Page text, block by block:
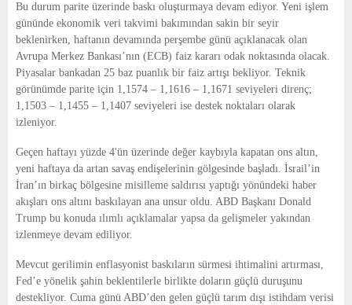
Bu durum parite üzerinde baskı oluşturmaya devam ediyor. Yeni işlem
gününde ekonomik veri takvimi bakımından sakin bir seyir
beklenirken, haftanın devamında perşembe günü açıklanacak olan
Avrupa Merkez Bankası’nın (ECB) faiz kararı odak noktasında olacak.
Piyasalar bankadan 25 baz puanlık bir faiz artışı bekliyor. Teknik
görünümde parite için 1,1574 – 1,1616 – 1,1671 seviyeleri direnç;
1,1503 – 1,1455 – 1,1407 seviyeleri ise destek noktaları olarak
izleniyor.
Geçen haftayı yüzde 4'ün üzerinde değer kaybıyla kapatan ons altın,
yeni haftaya da artan savaş endişelerinin gölgesinde başladı. İsrail’in
İran’ın birkaç bölgesine misilleme saldırısı yaptığı yönündeki haber
akışları ons altını baskılayan ana unsur oldu. ABD Başkanı Donald
Trump bu konuda ılımlı açıklamalar yapsa da gelişmeler yakından
izlenmeye devam ediliyor.
Mevcut gerilimin enflasyonist baskıların sürmesi ihtimalini artırması,
Fed’e yönelik şahin beklentilerle birlikte doların güçlü duruşunu
destekliyor. Cuma günü ABD’den gelen güçlü tarım dışı istihdam verisi